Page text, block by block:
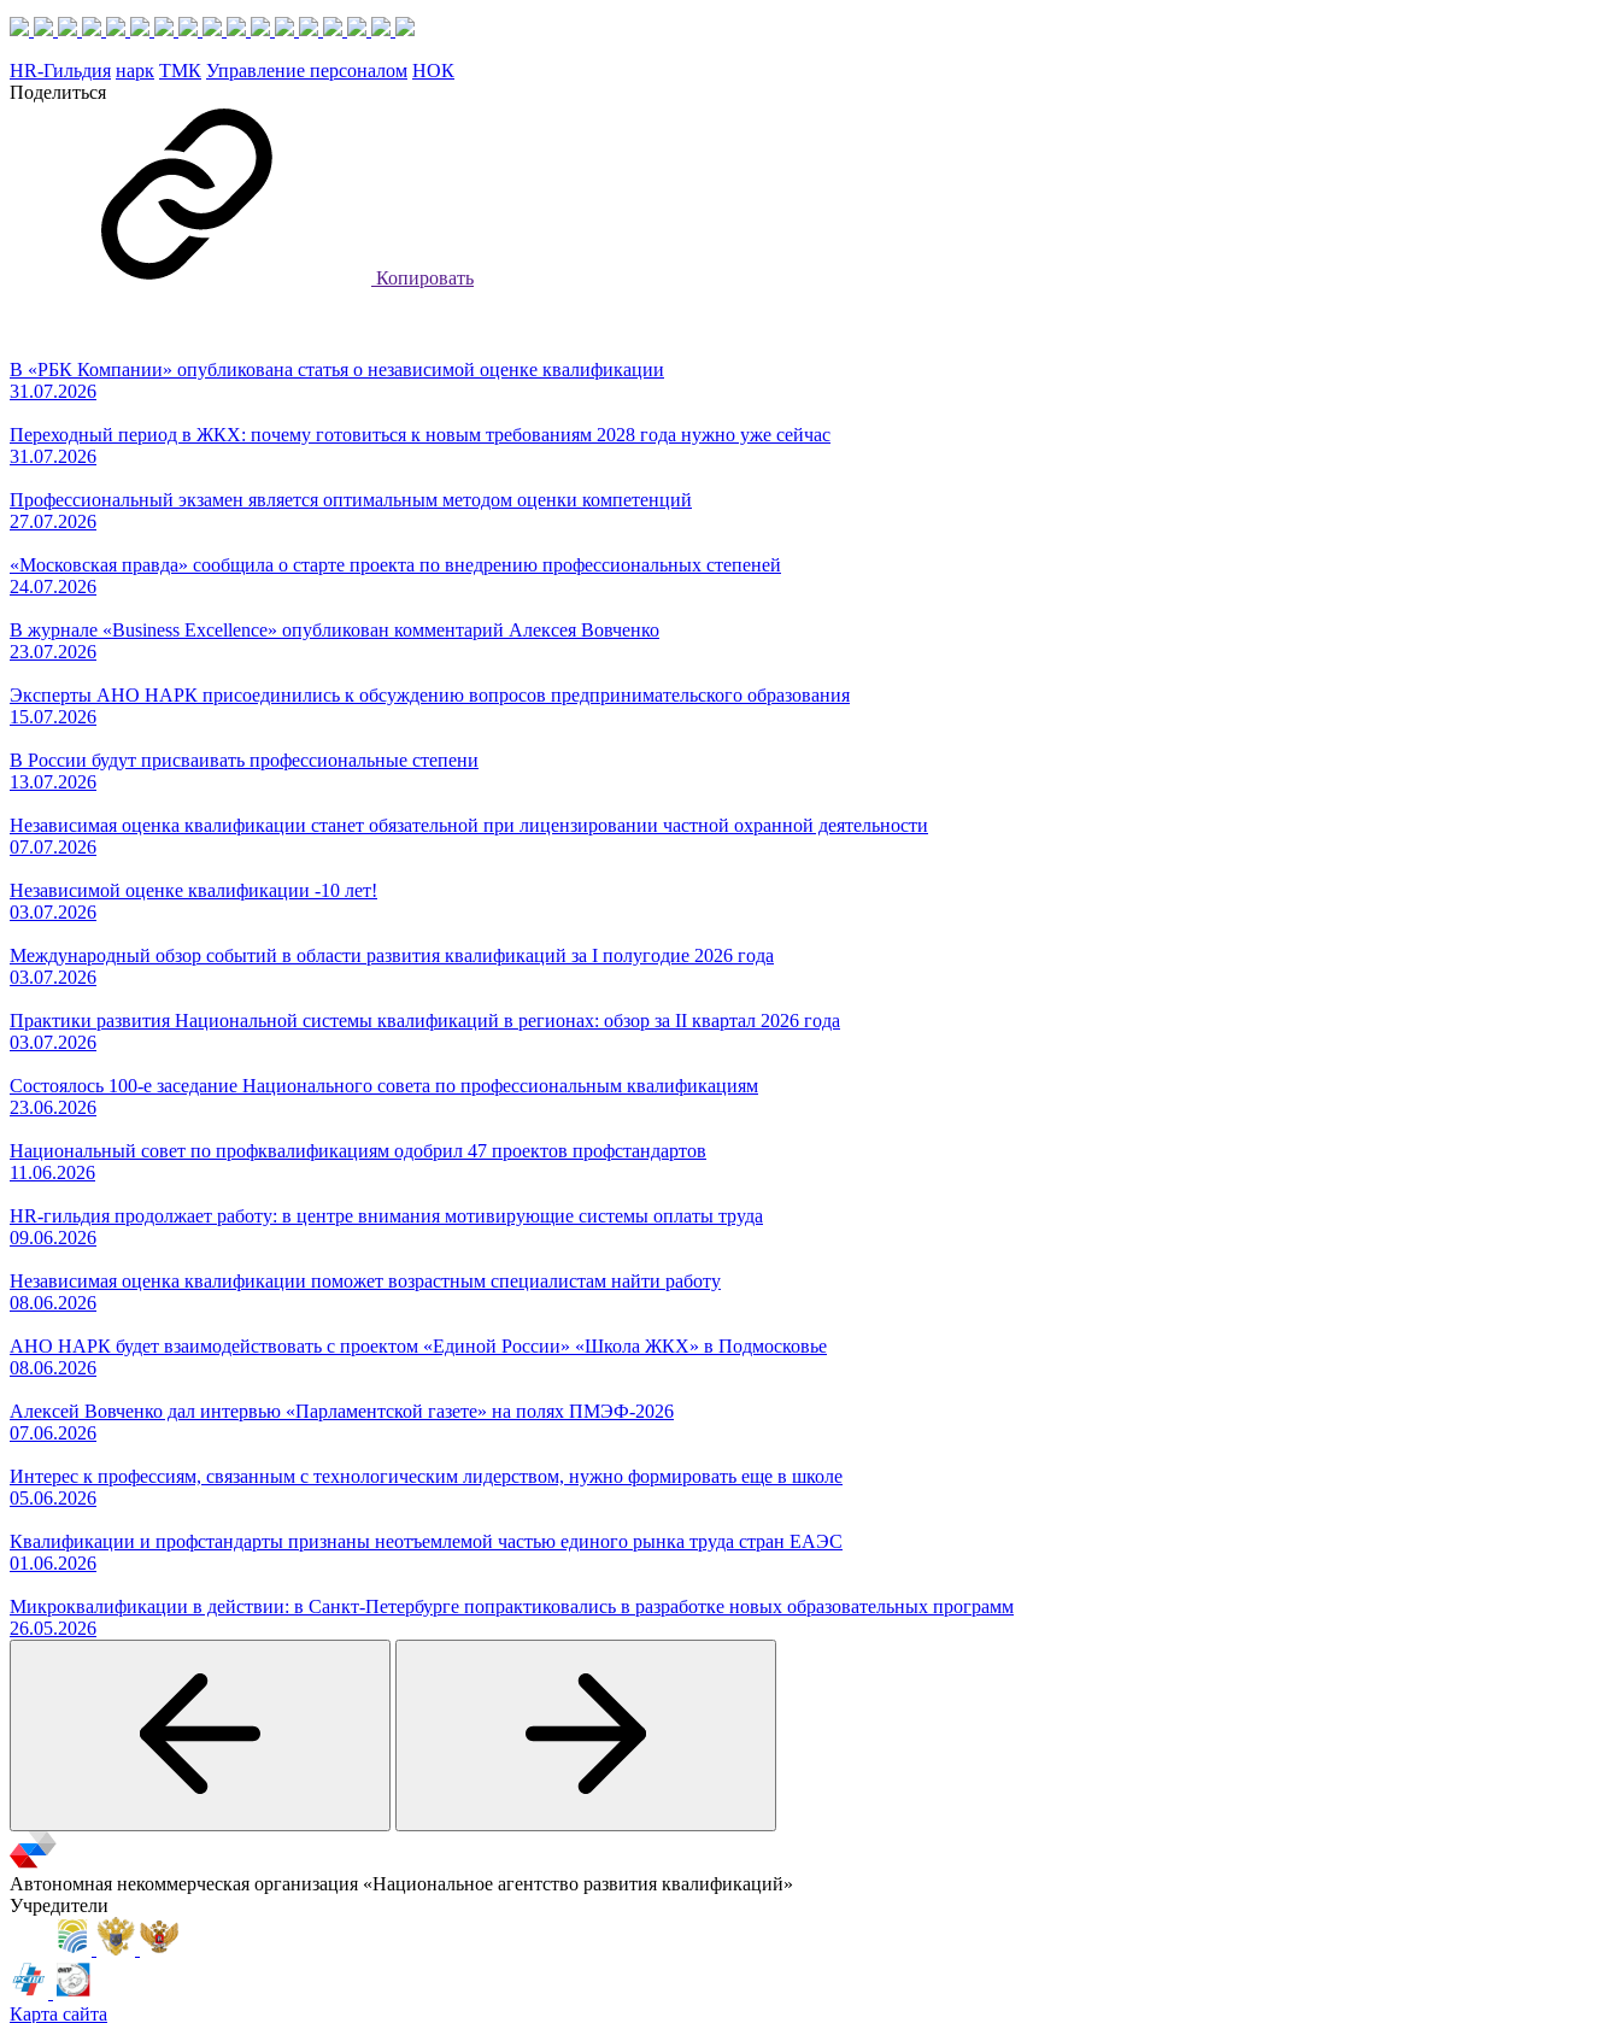
HR-Гильдия нарк ТМК Управление персоналом НОК
Поделиться
Копировать
В «РБК Компании» опубликована статья о независимой оценке квалификации
31.07.2026
Переходный период в ЖКХ: почему готовиться к новым требованиям 2028 года нужно уже сейчас
31.07.2026
Профессиональный экзамен является оптимальным методом оценки компетенций
27.07.2026
«Московская правда» сообщила о старте проекта по внедрению профессиональных степеней
24.07.2026
В журнале «Business Excellence» опубликован комментарий Алексея Вовченко
23.07.2026
Эксперты АНО НАРК присоединились к обсуждению вопросов предпринимательского образования
15.07.2026
В России будут присваивать профессиональные степени
13.07.2026
Независимая оценка квалификации станет обязательной при лицензировании частной охранной деятельности
07.07.2026
Независимой оценке квалификации -10 лет!
03.07.2026
Международный обзор событий в области развития квалификаций за I полугодие 2026 года
03.07.2026
Практики развития Национальной системы квалификаций в регионах: обзор за II квартал 2026 года
03.07.2026
Состоялось 100-е заседание Национального совета по профессиональным квалификациям
23.06.2026
Национальный совет по профквалификациям одобрил 47 проектов профстандартов
11.06.2026
HR-гильдия продолжает работу: в центре внимания мотивирующие системы оплаты труда
09.06.2026
Независимая оценка квалификации поможет возрастным специалистам найти работу
08.06.2026
АНО НАРК будет взаимодействовать с проектом «Единой России» «Школа ЖКХ» в Подмосковье
08.06.2026
Алексей Вовченко дал интервью «Парламентской газете» на полях ПМЭФ-2026
07.06.2026
Интерес к профессиям, связанным с технологическим лидерством, нужно формировать еще в школе
05.06.2026
Квалификации и профстандарты признаны неотъемлемой частью единого рынка труда стран ЕАЭС
01.06.2026
Микроквалификации в действии: в Санкт-Петербурге попрактиковались в разработке новых образовательных программ
26.05.2026
Автономная некоммерческая организация «Национальное агентство развития квалификаций»
Учредители
Карта сайта